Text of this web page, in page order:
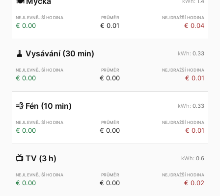
€ 0.00 € 0.01 € 0.04
🧹 Vysávání (30 min) 0.33
€ 0.00 € 0.00 € 0.01
💨 Fén (10 min) 0.33
€ 0.00 € 0.00 € 0.01
📺 TV (3 h) 0.6
€ 0.00 € 0.00 € 0.02